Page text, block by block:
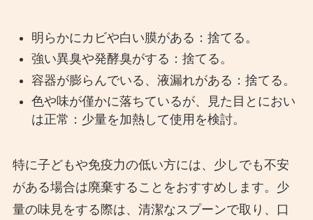
明らかにカビや白い膜がある：捨てる。
強い異臭や発酵臭がする：捨てる。
容器が膨らんでいる、液漏れがある：捨てる。
色や味が僅かに落ちているが、見た目とにおい
は正常：少量を加熱して使用を検討。
特に子どもや免疫力の低い方には、少しでも不安
がある場合は廃棄することをおすすめします。少
量の味見をする際は、清潔なスプーンで取り、口